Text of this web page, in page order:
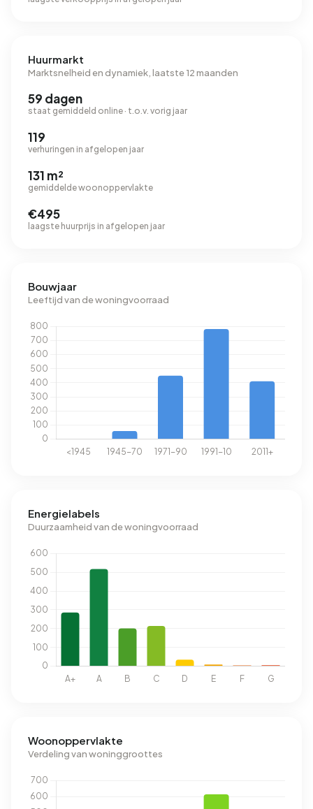
Huurmarkt
Marktsnelheid en dynamiek, laatste 12 maanden
59 dagen
staat gemiddeld online · t.o.v. vorig jaar
119
verhuringen in afgelopen jaar
131 m²
gemiddelde woonoppervlakte
€495
laagste huurprijs in afgelopen jaar
Bouwjaar
Leeftijd van de woningvoorraad
Energielabels
Duurzaamheid van de woningvoorraad
Woonoppervlakte
Verdeling van woninggroottes